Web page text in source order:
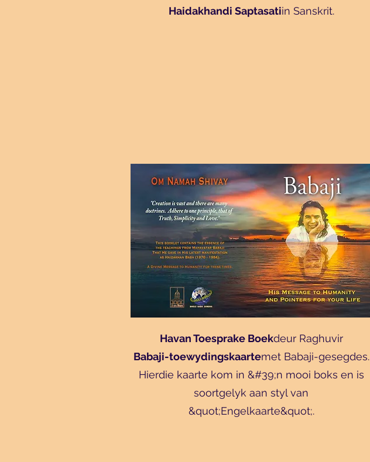
Haidakhandi Saptasatiin Sanskrit.
Havan Toesprake Boekdeur Raghuvir
Babaji-toewydingskaartemet Babaji-gesegdes.
Hierdie kaarte kom in &#39;n mooi boks en is
soortgelyk aan styl van
&quot;Engelkaarte&quot;.